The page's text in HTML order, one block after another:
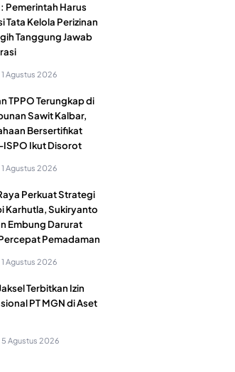
Pemerintah Harus
Tata Kelola Perizinan
Tanggung Jawab
1 Agustus 2026
TPPO Terungkap di
Sawit Kalbar,
Bersertifikat
ISPO Ikut Disorot
1 Agustus 2026
Perkuat Strategi
Karhutla, Sukiryanto
Embung Darurat
Pemadaman
1 Agustus 2026
Terbitkan Izin
PT MGN di Aset
5 Agustus 2026